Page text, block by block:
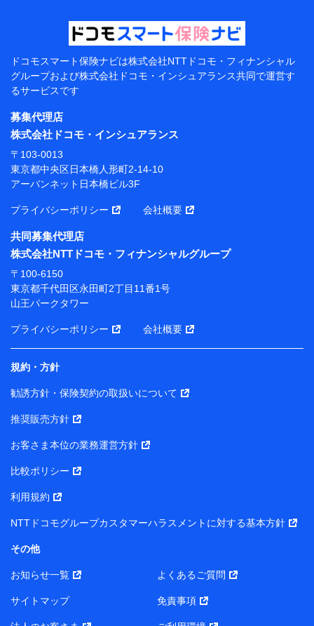
当該個人データを取り扱う各共同利用者（詳細は次のと
東京都千代田区永田町2丁目11番1号 山王パークタワー
株式会社NTTドコモ 代表取締役社長 前田 義晃
東京都中央区日本橋人形町2-14-10 アーバンネット日
本橋ビル 3F
長 吉村 忠義
※ 当社および株式会社NTTドコモは、お客さまの情報
ソナルデータ憲章」に定める行動原則を順守します 。
※ パーソナルデータダッシュボードの「第三者提供の
管理」の設定状態にかかわらず、共同利用する場合があ
ります。
※ dポイントクラブ会員ではないお客さま（2019年12
月11日以降、一度もdポイントクラブ会員であったこと
がないお客さまに限る）に関する、2019年12月10日以
前に取得した個人データは、こちら の利用目的の範囲内
当社は株式会社NTTドコモ・フィナンシャルグループ
との間で、以下のとおり個人データを共同利用しま
す。
【共同して利用される利用データの項目】
当社または株式会社NTTドコモ・フィナンシャルグルー
の個人データ
基本情報
性、連絡先、dポイントサービスのご利用に関する情報。例
所、dポイント残高、dポイント利用履歴などが含まれます。
当社または株式会社NTTドコモ・フィナンシャルグループが
報。例として、当社または株式会社NTTドコモ・フィナンシ
ドコモスマート保険ナビは株式会社NTTドコモ・フィナンシャル
グループおよび株式会社ドコモ・インシュアランス共同で運営す
るサービスです
募集代理店
株式会社ドコモ・インシュアランス
〒103-0013
東京都中央区日本橋人形町2-14-10
アーバンネット日本橋ビル3F
プライバシーポリシー 会社概要
共同募集代理店
株式会社NTTドコモ・フィナンシャルグループ
〒100-6150
東京都千代田区永田町2丁目11番1号
山王パークタワー
プライバシーポリシー 会社概要
規約・方針
勧誘方針・保険契約の取扱いについて
推奨販売方針
お客さま本位の業務運営方針
比較ポリシー
利用規約
NTTドコモグループカスタマーハラスメントに対する基本方針
その他
お知らせ一覧 よくあるご質問
サイトマップ 免責事項